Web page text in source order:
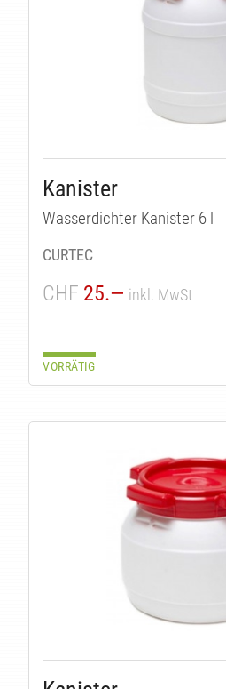
Kanister
Wasserdichter Kanister 6 l
CURTEC
CHF 25.— inkl. MwSt
VORRÄTIG